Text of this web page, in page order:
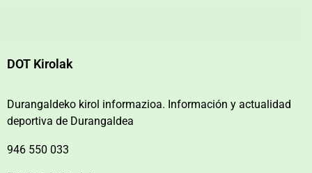
DOT Kirolak
Durangaldeko kirol informazioa. Información y actualidad
deportiva de Durangaldea
946 550 033